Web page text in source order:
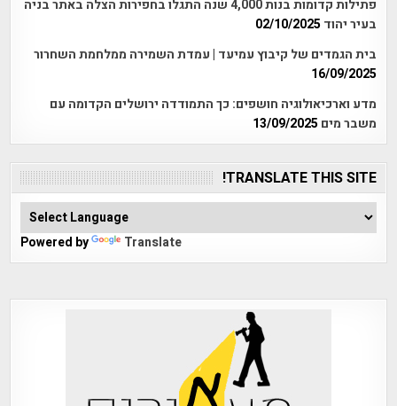
פתילות קדומות בנות 4,000 שנה התגלו בחפירות הצלה באתר בניה
בעיר יהוד 02/10/2025
בית הגמדים של קיבוץ עמיעד | עמדת השמירה ממלחמת השחרור
16/09/2025
מדע וארכיאולוגיה חושפים: כך התמודדה ירושלים הקדומה עם
משבר מים 13/09/2025
TRANSLATE THIS SITE!
Powered by Translate